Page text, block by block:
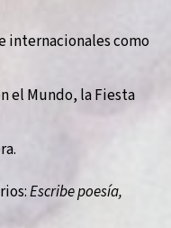
internacionales como
el Mundo, la Fiesta
Escribe poesía,